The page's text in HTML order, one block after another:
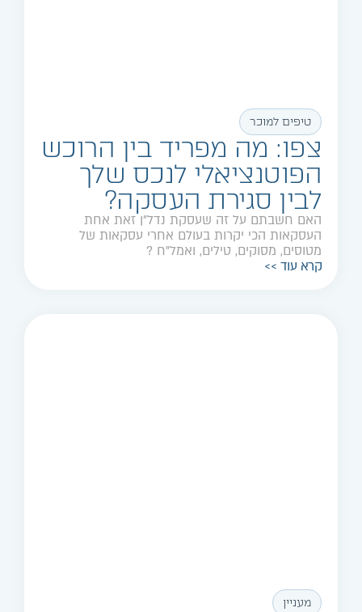
טיפים למוכר
צפו: מה מפריד בין הרוכש
הפוטנציאלי לנכס שלך
לבין סגירת העסקה?
האם חשבתם על זה שעסקת נדל"ן זאת אחת
העסקאות הכי יקרות בעולם אחרי עסקאות של
מטוסים, מסוקים, טילים, ואמל"ח ?
קרא עוד >>
מעניין